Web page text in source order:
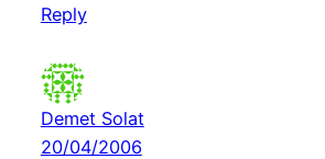
Reply
Demet Solat
20/04/2006